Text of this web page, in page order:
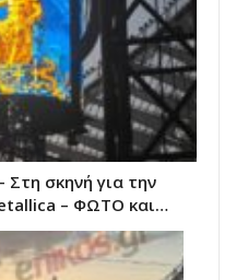
Στη σκηνή για την
– ΦΩΤΟ και…